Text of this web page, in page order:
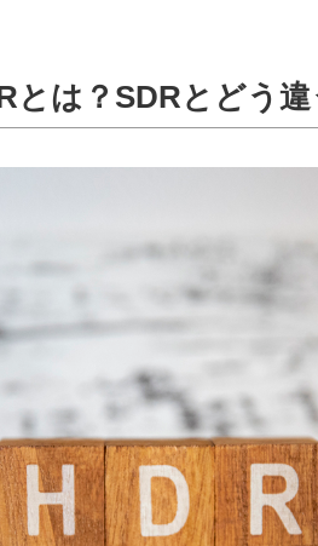
とは？SDRとどう違